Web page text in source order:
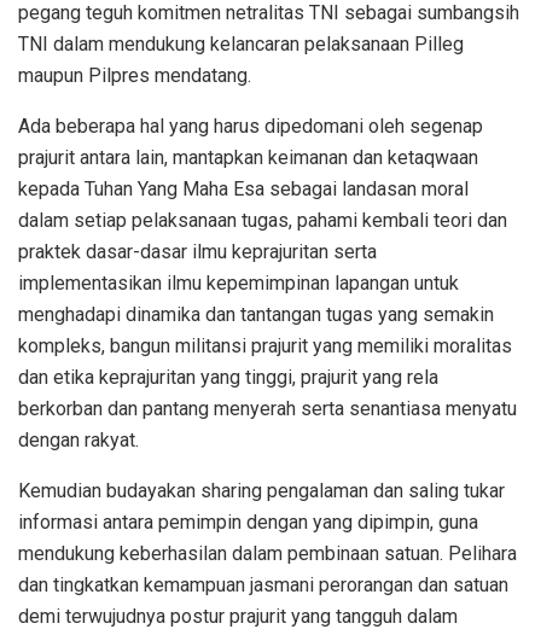
pegang teguh komitmen netralitas TNI sebagai sumbangsih
TNI dalam mendukung kelancaran pelaksanaan Pilleg
maupun Pilpres mendatang.
Ada beberapa hal yang harus dipedomani oleh segenap
prajurit antara lain, mantapkan keimanan dan ketaqwaan
kepada Tuhan Yang Maha Esa sebagai landasan moral
dalam setiap pelaksanaan tugas, pahami kembali teori dan
praktek dasar-dasar ilmu keprajuritan serta
implementasikan ilmu kepemimpinan lapangan untuk
menghadapi dinamika dan tantangan tugas yang semakin
kompleks, bangun militansi prajurit yang memiliki moralitas
dan etika keprajuritan yang tinggi, prajurit yang rela
berkorban dan pantang menyerah serta senantiasa menyatu
dengan rakyat.
Kemudian budayakan sharing pengalaman dan saling tukar
informasi antara pemimpin dengan yang dipimpin, guna
mendukung keberhasilan dalam pembinaan satuan. Pelihara
dan tingkatkan kemampuan jasmani perorangan dan satuan
demi terwujudnya postur prajurit yang tangguh dalam